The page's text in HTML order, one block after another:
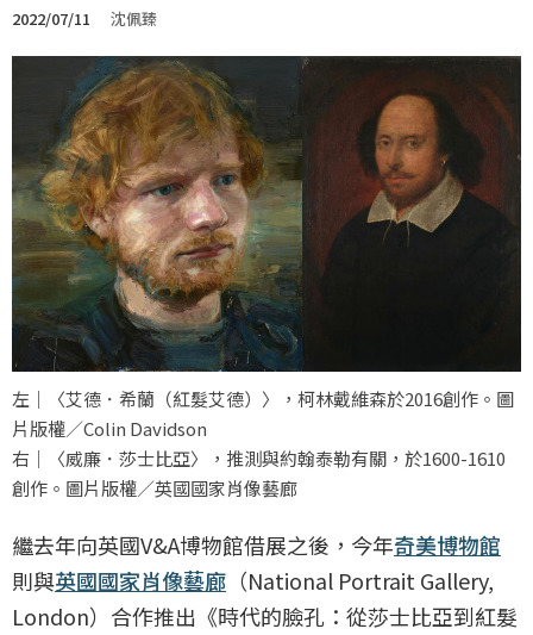
2022/07/11 沈佩臻
左｜〈艾德．希蘭（紅髮艾德）〉，柯林戴維森於2016創作。圖
片版權／Colin Davidson
右｜〈威廉．莎士比亞〉，推測與約翰泰勒有關，於1600-1610
創作。圖片版權／英國國家肖像藝廊
繼去年向英國V&A博物館借展之後，今年奇美博物館
則與英國國家肖像藝廊 （National Portrait Gallery,
London）合作推出《時代的臉孔：從莎士比亞到紅髮